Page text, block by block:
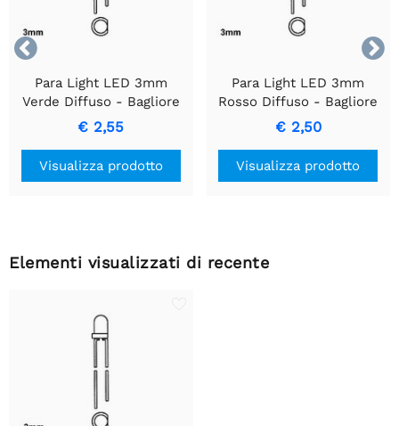


Para Light LED 3mm
Verde Diffuso - Bagliore
Verde Intenso e Costante
€ 2,55
Visualizza prodotto
Para Light LED 3mm
Rosso Diffuso - Bagliore
Rosso di Precisione
€ 2,50
Visualizza prodotto
Elementi visualizzati di recente